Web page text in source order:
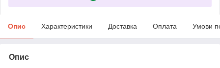
Опис Характеристики Доставка Оплата Умови
Опис